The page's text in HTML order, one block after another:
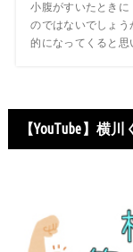
小腹がすいたとき
のではないでしょう
的になってくると思
【YouTube】横